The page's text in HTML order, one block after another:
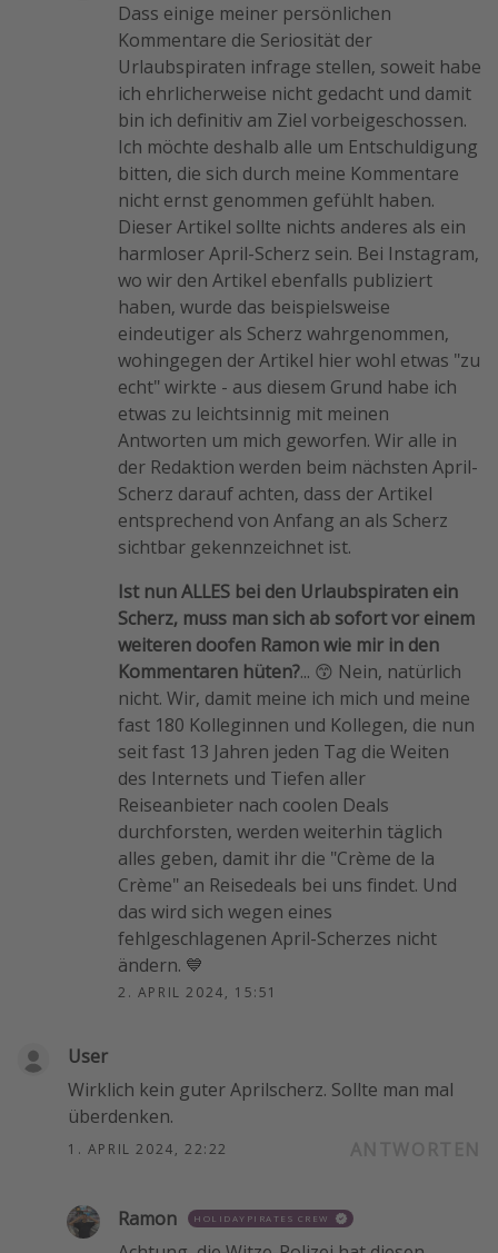
Dass einige meiner persönlichen
Kommentare die Seriosität der
Urlaubspiraten infrage stellen, soweit habe
ich ehrlicherweise nicht gedacht und damit
bin ich definitiv am Ziel vorbeigeschossen.
Ich möchte deshalb alle um Entschuldigung
bitten, die sich durch meine Kommentare
nicht ernst genommen gefühlt haben.
Dieser Artikel sollte nichts anderes als ein
harmloser April-Scherz sein. Bei Instagram,
wo wir den Artikel ebenfalls publiziert
haben, wurde das beispielsweise
eindeutiger als Scherz wahrgenommen,
wohingegen der Artikel hier wohl etwas "zu
echt" wirkte - aus diesem Grund habe ich
etwas zu leichtsinnig mit meinen
Antworten um mich geworfen. Wir alle in
der Redaktion werden beim nächsten April-
Scherz darauf achten, dass der Artikel
entsprechend von Anfang an als Scherz
sichtbar gekennzeichnet ist.
Ist nun ALLES bei den Urlaubspiraten ein
Scherz, muss man sich ab sofort vor einem
weiteren doofen Ramon wie mir in den
Kommentaren hüten?... 😙 Nein, natürlich
nicht. Wir, damit meine ich mich und meine
fast 180 Kolleginnen und Kollegen, die nun
seit fast 13 Jahren jeden Tag die Weiten
des Internets und Tiefen aller
Reiseanbieter nach coolen Deals
durchforsten, werden weiterhin täglich
alles geben, damit ihr die "Crème de la
Crème" an Reisedeals bei uns findet. Und
das wird sich wegen eines
fehlgeschlagenen April-Scherzes nicht
ändern. 💙
2. APRIL 2024, 15:51
User
Wirklich kein guter Aprilscherz. Sollte man mal
überdenken.
1. APRIL 2024, 22:22
Ramon HOLIDAYPIRATES CREW